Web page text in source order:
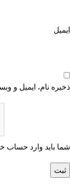
ایمیل
ذخیره نام، ایمیل و
شما باید وارد حساب